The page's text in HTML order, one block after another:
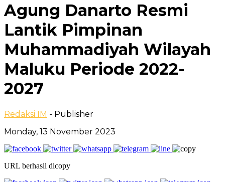
Agung Danarto Resmi
Lantik Pimpinan
Muhammadiyah Wilayah
Maluku Periode 2022-
2027
Redaksi IM - Publisher
Monday, 13 November 2023
URL berhasil dicopy